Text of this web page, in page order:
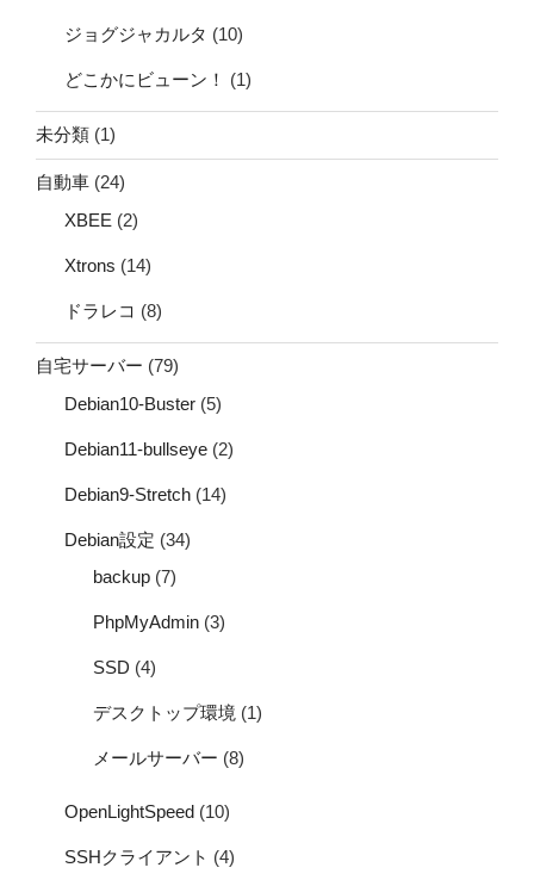
ジョグジャカルタ (10)
どこかにビューン！ (1)
未分類 (1)
自動車 (24)
XBEE (2)
Xtrons (14)
ドラレコ (8)
自宅サーバー (79)
Debian10-Buster (5)
Debian11-bullseye (2)
Debian9-Stretch (14)
Debian設定 (34)
backup (7)
PhpMyAdmin (3)
SSD (4)
デスクトップ環境 (1)
メールサーバー (8)
OpenLightSpeed (10)
SSHクライアント (4)